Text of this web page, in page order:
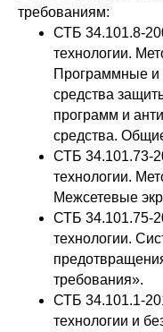
требованиям:
СТБ 34.101.8-
технологии.
Программные и
средства
программ и
средства.
СТБ 34.101.73-
технологии.
Межсетевые
СТБ 34.101.75-
технологии.
требования».
СТБ 34.101.1-
технологии и